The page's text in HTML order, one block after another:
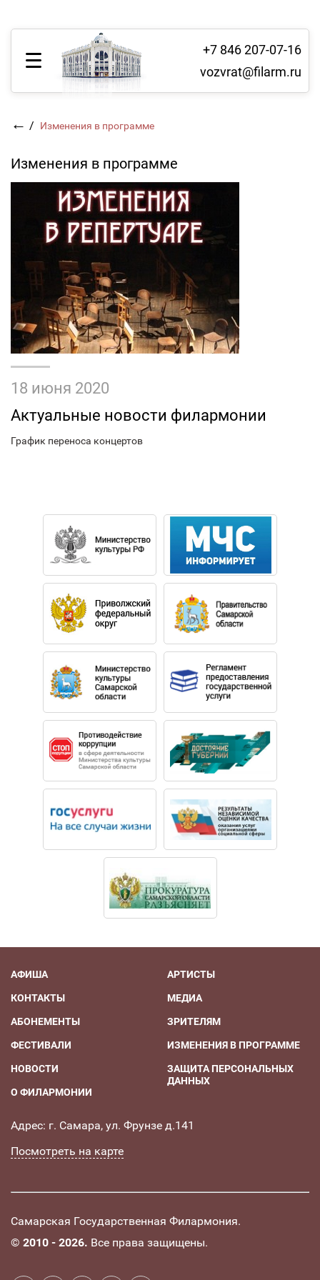
+7 846 207-07-16
vozvrat@filarm.ru
← / Изменения в программе
Изменения в программе
18 июня 2020
Актуальные новости филармонии
График переноса концертов
АФИША
КОНТАКТЫ
АБОНЕМЕНТЫ
ФЕСТИВАЛИ
НОВОСТИ
О ФИЛАРМОНИИ
АРТИСТЫ
МЕДИА
ЗРИТЕЛЯМ
ИЗМЕНЕНИЯ В ПРОГРАММЕ
ЗАЩИТА ПЕРСОНАЛЬНЫХ
ДАННЫХ
Адрес: г. Самара, ул. Фрунзе д.141
Посмотреть на карте
Самарская Государственная Филармония.
© 2010 - 2026. Все права защищены.